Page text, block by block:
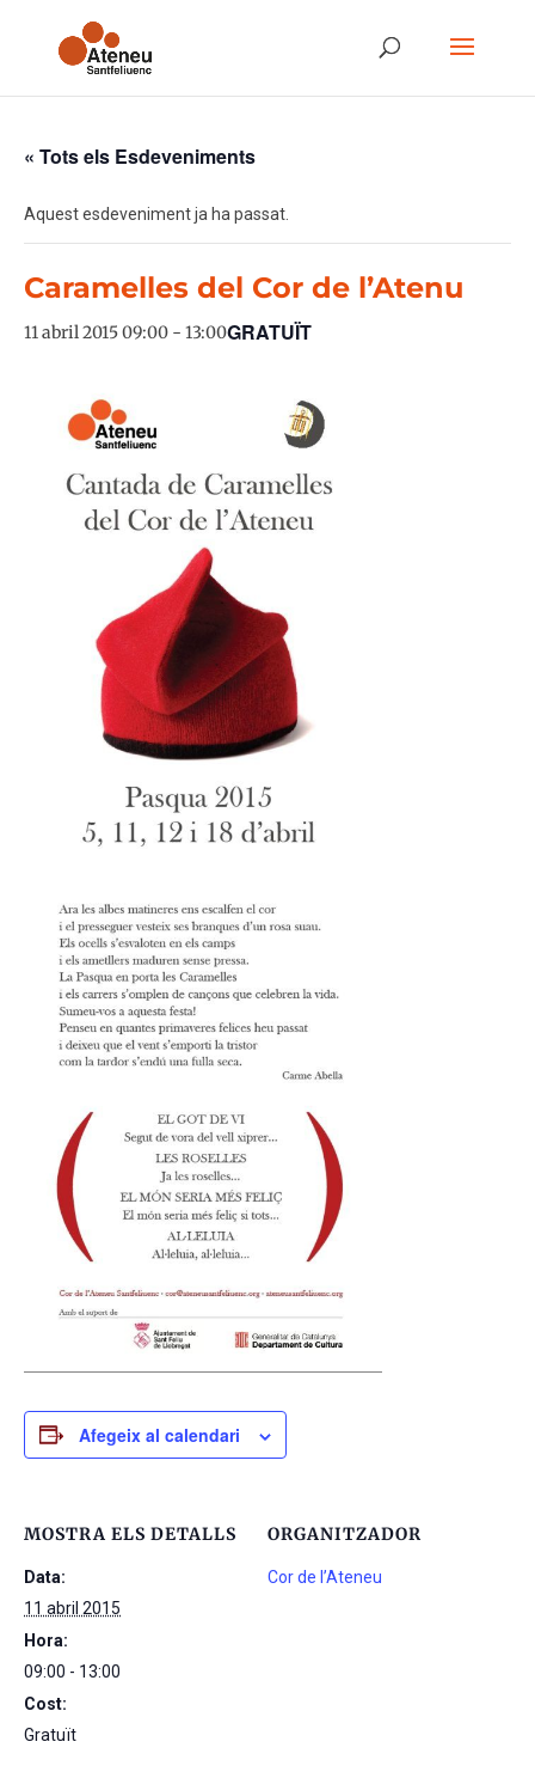
« Tots els Esdeveniments
Aquest esdeveniment ja ha passat.
Caramelles del Cor de l’Atenu
11 abril 2015 09:00 - 13:00GRATUÏT
Afegeix al calendari
MOSTRA ELS DETALLS
Data:
11 abril 2015
Hora:
09:00 - 13:00
Cost:
Gratuït
ORGANITZADOR
Cor de l’Ateneu